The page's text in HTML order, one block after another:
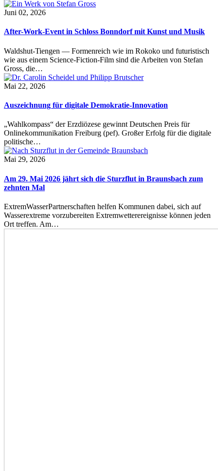
Juni 02, 2026
After-Work-Event in Schloss Bonndorf mit Kunst und Musik
Waldshut-Tiengen — Formenreich wie im Rokoko und futuristisch
wie aus einem Science-Fiction-Film sind die Arbeiten von Stefan
Gross, die…
Mai 22, 2026
Auszeichnung für digitale Demokratie-Innovation
„Wahlkompass“ der Erzdiözese gewinnt Deutschen Preis für
Onlinekommunikation Freiburg (pef). Großer Erfolg für die digitale
politische…
Mai 29, 2026
Am 29. Mai 2026 jährt sich die Sturzflut in Braunsbach zum
zehnten Mal
ExtremWasserPartnerschaften helfen Kommunen dabei, sich auf
Wasserextreme vorzubereiten Extremwetterereignisse können jeden
Ort treffen. Am…